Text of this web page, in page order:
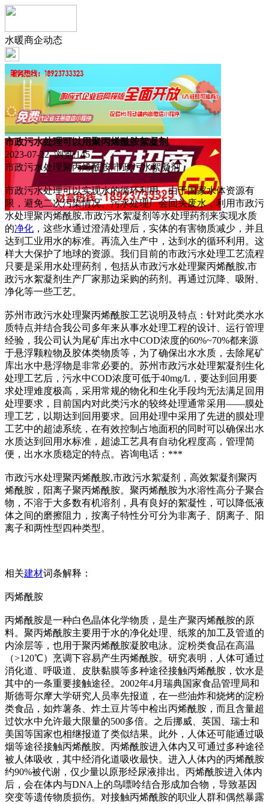
水暖商企动态
市政污水处理可以用聚丙烯酰胺絮凝剂
2023-07-22 浏览:145
市政污水处理聚丙烯酰胺,市政污水絮凝剂
市政污水处理可以实现水的循环利用，由于国家水体资源有
限，避免二次污染情况。污水处理厂会回头废水，利用市政污
水处理聚丙烯酰胺,市政污水絮凝剂等水处理药剂来实现水质
的净化 ，这些水通过澄清处理后，实体的有害物质减少，并且
达到工业用水的标准。再流入生产中，达到水的循环利用。这
样大大保护了地球的资源。我们目前的市政污水处理工艺流程
只要是采用水处理药剂，包括从市政污水处理聚丙烯酰胺,市
政污水絮凝剂生产厂家那边采购的药剂。再通过沉降、吸附、
净化等一些工艺。
苏州市政污水处理聚丙烯酰胺工艺说明及特点：针对此类水水
质特点并结合我公司多年来从事水处理工程的设计、运行管理
经验，我公司认为尾矿库出水中COD浓度的60%~70%都来源
于悬浮颗粒物及胶体类物质等，为了确保出水水质，去除尾矿
库出水中悬浮物是非常必要的。苏州市政污水处理絮凝剂生化
处理工艺后，污水中COD浓度可低于40mg/L，要达到回用要
求处理难度极高，采用常规的物化和生化手段均无法满足回用
处理要求，目前国内对此类污水的较终处理通常采用——膜处
理工艺，以期达到回用要求。回用处理中采用了先进的膜处理
工艺中的超滤系统，在有效控制占地面积的同时可以确保出水
水质达到回用水标准，超滤工艺具有自动化程度高，管理简
便，出水水质稳定的特点。咨询电话：***
市政污水处理聚丙烯酰胺,市政污水絮凝剂，高效絮凝剂聚丙
烯酰胺，阳离子聚丙烯酰胺。聚丙烯酰胺为水溶性高分子聚合
物，不溶于大多数有机溶剂，具有良好的絮凝性，可以降低液
体之间的磨擦阻力，按离子特性分可分为非离子、阴离子、阳
离子和两性型四种类型。
相关建材词条解释：
丙烯酰胺
丙烯酰胺是一种白色晶体化学物质，是生产聚丙烯酰胺的原
料。聚丙烯酰胺主要用于水的净化处理、纸浆的加工及管道的
内涂层等，也用于聚丙烯酰胺凝胶电泳。淀粉类食品在高温
（>120℃）烹调下容易产生丙烯酰胺。研究表明，人体可通过
消化道、呼吸道、皮肤黏膜等多种途径接触丙烯酰胺，饮水是
其中的一条重要接触途径。2002年4月瑞典国家食品管理局和
斯德哥尔摩大学研究人员率先报道，在一些油炸和烧烤的淀粉
类食品，如炸薯条、炸土豆片等中检出丙烯酰胺，而且含量超
过饮水中允许最大限量的500多倍。之后挪威、英国、瑞士和
美国等国家也相继报道了类似结果。此外，人体还可能通过吸
烟等途径接触丙烯酰胺。丙烯酰胺进入体内又可通过多种途径
被人体吸收，其中经消化道吸收最快。进入人体内的丙烯酰胺
约90%被代谢，仅少量以原形经尿液排出。丙烯酰胺进入体内
后，会在体内与DNA上的鸟嘌呤结合形成加合物，导致基因
突变等遗传物质损伤。对接触丙烯酰胺的职业人群和偶然暴露